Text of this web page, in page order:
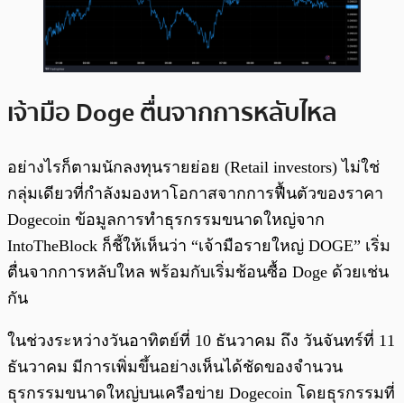
เจ้ามือ Doge ตื่นจากการหลับไหล
อย่างไรก็ตามนักลงทุนรายย่อย (Retail investors) ไม่ใช่
กลุ่มเดียวที่กำลังมองหาโอกาสจากการฟื้นตัวของราคา
Dogecoin ข้อมูลการทำธุรกรรมขนาดใหญ่จาก
IntoTheBlock ก็ชี้ให้เห็นว่า “เจ้ามือรายใหญ่ DOGE” เริ่ม
ตื่นจากการหลับใหล พร้อมกับเริ่มช้อนซื้อ Doge ด้วยเช่น
กัน
ในช่วงระหว่างวันอาทิตย์ที่ 10 ธันวาคม ถึง วันจันทร์ที่ 11
ธันวาคม มีการเพิ่มขึ้นอย่างเห็นได้ชัดของจำนวน
ธุรกรรมขนาดใหญ่บนเครือข่าย Dogecoin โดยธุรกรรมที่